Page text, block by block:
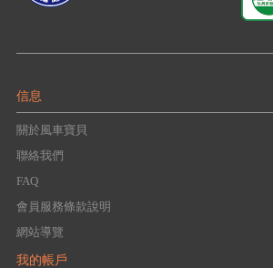
信息
關於風車寶貝
聯絡我們
FAQ
會員服務條款說明
網站導覽
我的帳戶